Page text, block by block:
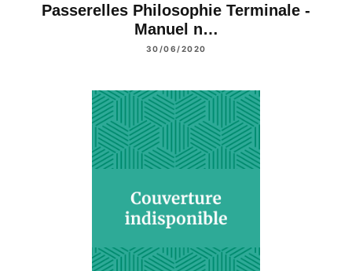
Passerelles Philosophie Terminale -
Manuel n…
30/06/2020